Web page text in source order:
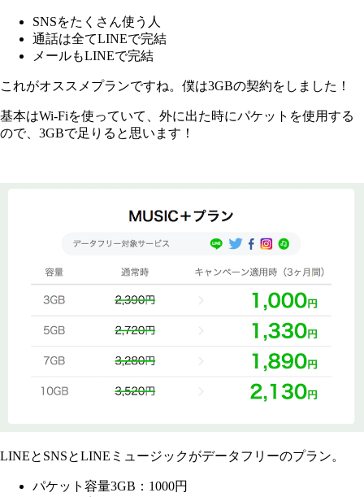
SNSをたくさん使う人
通話は全てLINEで完結
メールもLINEで完結
これがオススメプランですね。僕は3GBの契約をしました！
基本はWi-Fiを使っていて、外に出た時にパケットを使用する
ので、3GBで足りると思います！
LINEとSNSとLINEミュージックがデータフリーのプラン。
パケット容量3GB：1000円